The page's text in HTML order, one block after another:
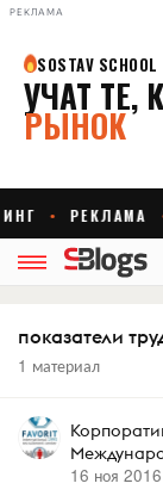
РЕКЛАМА
показатели
1 материал
16 ноя 2016